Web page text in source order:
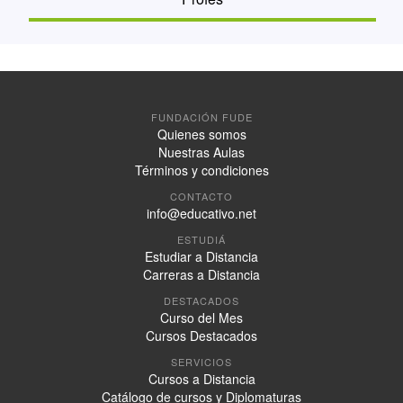
FUNDACIÓN FUDE
Quienes somos
Nuestras Aulas
Términos y condiciones
CONTACTO
info@educativo.net
ESTUDIÁ
Estudiar a Distancia
Carreras a Distancia
DESTACADOS
Curso del Mes
Cursos Destacados
SERVICIOS
Cursos a Distancia
Catálogo de cursos y Diplomaturas